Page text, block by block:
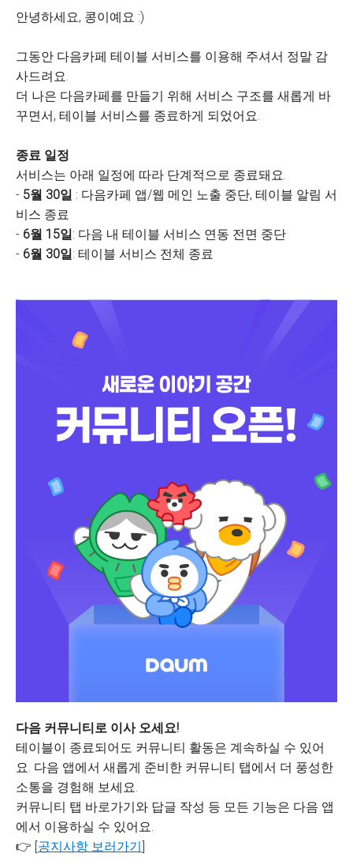
안녕하세요, 콩이예요 :)
그동안 다음카페 테이블 서비스를 이용해 주셔서 정말 감
사드려요.
더 나은 다음카페를 만들기 위해 서비스 구조를 새롭게 바
꾸면서, 테이블 서비스를 종료하게 되었어요.
종료 일정
서비스는 아래 일정에 따라 단계적으로 종료돼요.
- 5월 30일 : 다음카페 앱/웹 메인 노출 중단, 테이블 알림 서
비스 종료
- 6월 15일: 다음 내 테이블 서비스 연동 전면 중단
- 6월 30일: 테이블 서비스 전체 종료
다음 커뮤니티로 이사 오세요!
테이블이 종료되어도 커뮤니티 활동은 계속하실 수 있어
요. 다음 앱에서 새롭게 준비한 커뮤니티 탭에서 더 풍성한
소통을 경험해 보세요.
커뮤니티 탭 바로가기와 답글 작성 등 모든 기능은 다음 앱
에서 이용하실 수 있어요.
👉 [공지사항 보러가기]